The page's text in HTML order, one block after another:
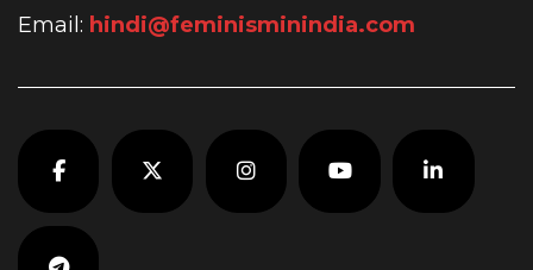
Email: hindi@feminisminindia.com